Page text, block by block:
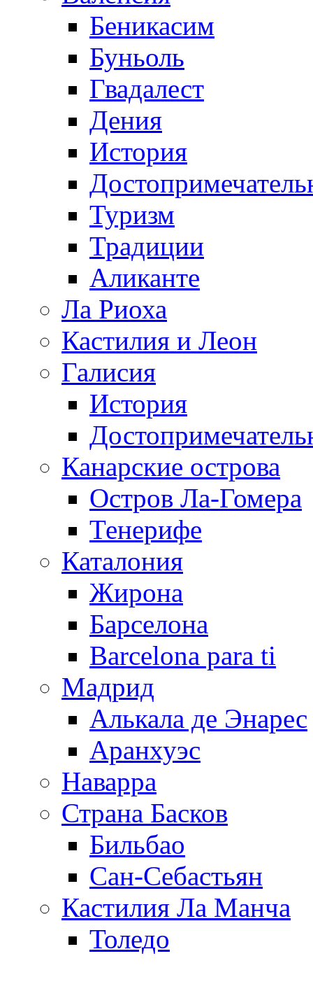
Беникасим
Буньоль
Гвадалест
Дения
История
Туризм
Традиции
Аликанте
Ла Риоха
Кастилия и Леон
Галисия
История
Канарские острова
Остров Ла-Гомера
Тенерифе
Каталония
Жирона
Барселона
Barcelona para ti
Мадрид
Алькала де Энарес
Аранхуэс
Наварра
Страна Басков
Бильбао
Сан-Себастьян
Кастилия Ла Манча
Толедо